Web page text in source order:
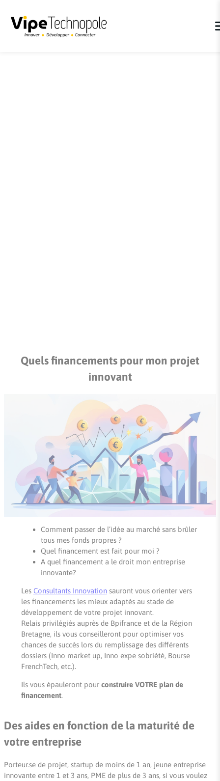
individuel>Financements de l’innovation et aides publiques
Quels financements pour mon projet
innovant
Comment passer de l’idée au marché sans brûler
tous mes fonds propres ?
Quel financement est fait pour moi ?
A quel financement a le droit mon entreprise
innovante?
Les Consultants Innovationsauront vous orienter vers
les financements les mieux adaptés au stade de
développement de votre projet innovant.
Relais privilégiés auprès de Bpifrance et de la Région
Bretagne, ils vous conseilleront pour optimiser vos
chances de succès lors du remplissage des différents
dossiers (Inno market up, Inno expe sobriété, Bourse
FrenchTech, etc.).
Ils vous épauleront pourconstruire VOTRE plan de
financement.
Des aides en fonction de la maturité de
votre entreprise
Porteur.se de projet, startup de moins de 1 an, jeune entreprise
innovante entre 1 et 3 ans, PME de plus de 3 ans, si vous voulez